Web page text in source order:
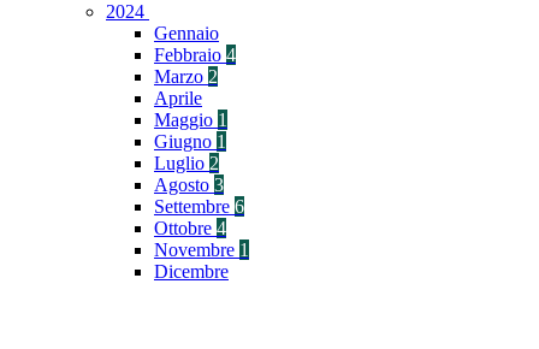
2024
Gennaio
Febbraio 4
Marzo 2
Aprile
Maggio 1
Giugno 1
Luglio 2
Agosto 3
Settembre 6
Ottobre 4
Novembre 1
Dicembre